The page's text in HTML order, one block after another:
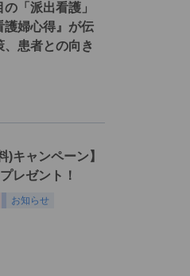
「派出看護」
婦心得』が伝
、患者との向き
)キャンペーン】
レゼント！
お知らせ